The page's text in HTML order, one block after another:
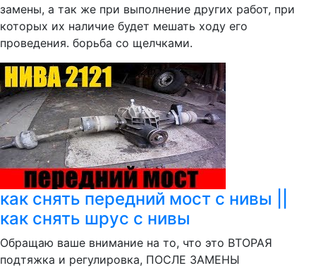
замены, а так же при выполнение других работ, при
которых их наличие будет мешать ходу его
проведения. борьба со щелчками.
как снять передний мост с нивы ||
как снять шрус с нивы
Обращаю ваше внимание на то, что это ВТОРАЯ
подтяжка и регулировка, ПОСЛЕ ЗАМЕНЫ